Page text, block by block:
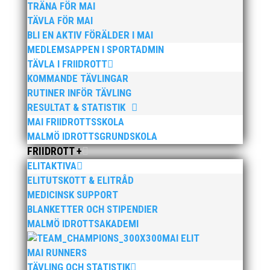
TRÄNA FÖR MAI
TÄVLA FÖR MAI
BLI EN AKTIV FÖRÄLDER I MAI
MEDLEMSAPPEN I SPORTADMIN
TÄVLA I FRIIDROTT
KOMMANDE TÄVLINGAR
RUTINER INFÖR TÄVLING
RESULTAT & STATISTIK
MAI FRIIDROTTSSKOLA
MALMÖ IDROTTSGRUNDSKOLA
FRIIDROTT +
ELITAKTIVA
ELITUTSKOTT & ELITRÅD
MEDICINSK SUPPORT
BLANKETTER OCH STIPENDIER
MALMÖ IDROTTSAKADEMI
MAI ELIT
MAI RUNNERS
TÄVLING OCH STATISTIK
Publicerat tidigare
Bilder från Stafett-SM 2026. Foto: Thomas
Leandersson Fler bilder från MAI:s Årsmöte 2026
Anders Hallström, 55, blir ny klubbchef i MAI. Han
börjar sin anställning den 13 april. Anders har ett